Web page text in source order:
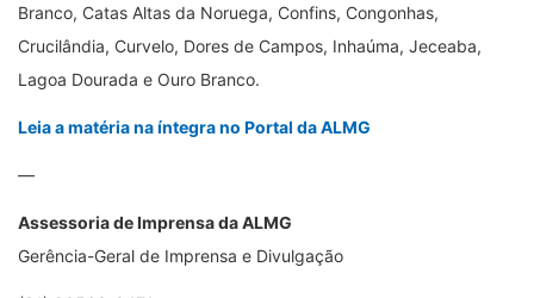
Branco, Catas Altas da Noruega, Confins, Congonhas,
Crucilândia, Curvelo, Dores de Campos, Inhaúma, Jeceaba,
Lagoa Dourada e Ouro Branco.
Leia a matéria na íntegra no Portal da ALMG
—
Assessoria de Imprensa da ALMG
Gerência-Geral de Imprensa e Divulgação